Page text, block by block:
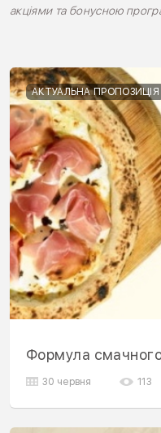
акціями та бонусною
АКТУАЛЬНА ПРОПОЗИЦІЯ
30 червня 113
Формула